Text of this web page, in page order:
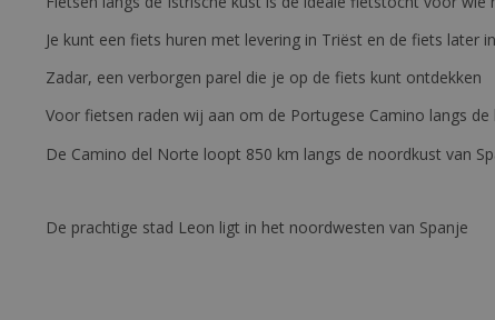
Je kunt een fiets huren met levering in Triëst en de fiets later
Zadar, een verborgen parel die je op de fiets kunt ontdekken
Voor fietsen raden wij aan om de Portugese Camino langs de
De Camino del Norte loopt 850 km langs de noordkust van
De prachtige stad Leon ligt in het noordwesten van Spanje